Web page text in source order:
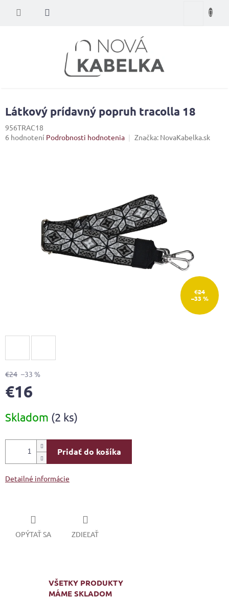
Nákupný
Látkový prídavný popruh tracolla 18
956TRAC18
Priemerné
6 hodnotení Podrobnosti hodnotenia Značka: NovaKabelka.sk
€24
–33 %
€24 –33 %
€16
cena:
Skladom (2 ks)
Pridať do košíka
Detailné informácie
OPÝTAŤ SA ZDIEĽAŤ
VŠETKY PRODUKTY
MÁME SKLADOM